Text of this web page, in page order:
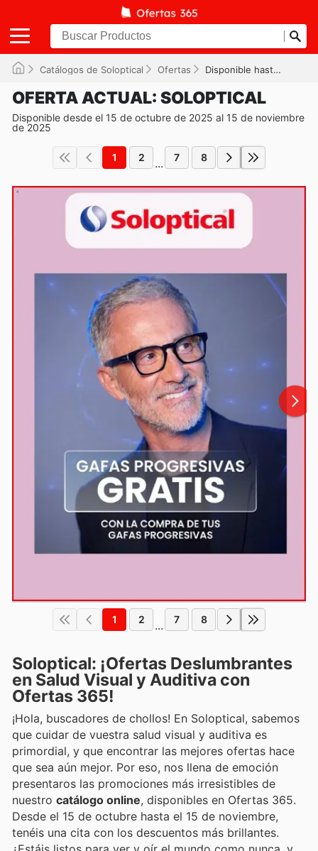
Catálogos de Soloptical Ofertas Disponible hasta el 15/11/2025
OFERTA ACTUAL: SOLOPTICAL
Disponible desde el 15 de octubre de 2025 al 15 de noviembre
de 2025
1 2 ... 7 8
1 2 ... 7 8
Soloptical: ¡Ofertas Deslumbrantes
en Salud Visual y Auditiva con
Ofertas 365!
¡Hola, buscadores de chollos! En Soloptical, sabemos
que cuidar de vuestra salud visual y auditiva es
primordial, y que encontrar las mejores ofertas hace
que sea aún mejor. Por eso, nos llena de emoción
presentaros las promociones más irresistibles de
nuestro catálogo online, disponibles en Ofertas 365.
Desde el 15 de octubre hasta el 15 de noviembre,
tenéis una cita con los descuentos más brillantes.